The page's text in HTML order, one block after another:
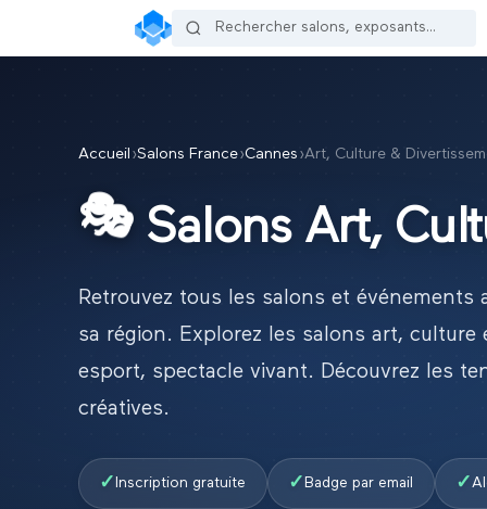
Accueil ›Salons France›Cannes ›Art, Culture &
🎭 Salons Art,
Retrouvez tous les salons et événements
sa région. Explorez les salons art,
esport, spectacle vivant. Découvrez les
créatives.
✓Inscription gratuite ✓Badge par email ✓